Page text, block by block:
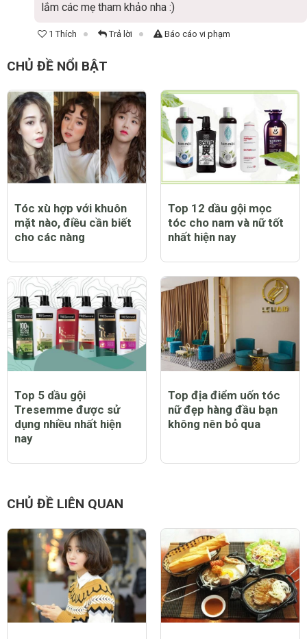
lắm các mẹ tham khảo nha :)
1 Thích Trả lời Báo cáo vi phạm
CHỦ ĐỀ NỔI BẬT
Tóc xù hợp với khuôn
mặt nào, điều cần biết
cho các nàng
Top 12 dầu gội mọc
tóc cho nam và nữ tốt
nhất hiện nay
Top 5 dầu gội
Tresemme được sử
dụng nhiều nhất hiện
nay
Top địa điểm uốn tóc
nữ đẹp hàng đầu bạn
không nên bỏ qua
CHỦ ĐỀ LIÊN QUAN